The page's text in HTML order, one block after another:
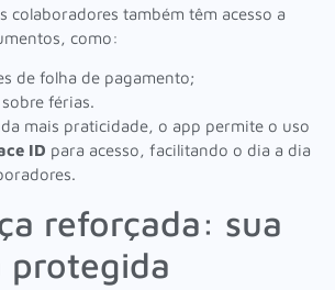
colaboradores também têm acesso a
como:
de folha de pagamento;
férias.
mais praticidade, o app permite o uso
ID para acesso, facilitando o dia a dia
reforçada: sua
protegida